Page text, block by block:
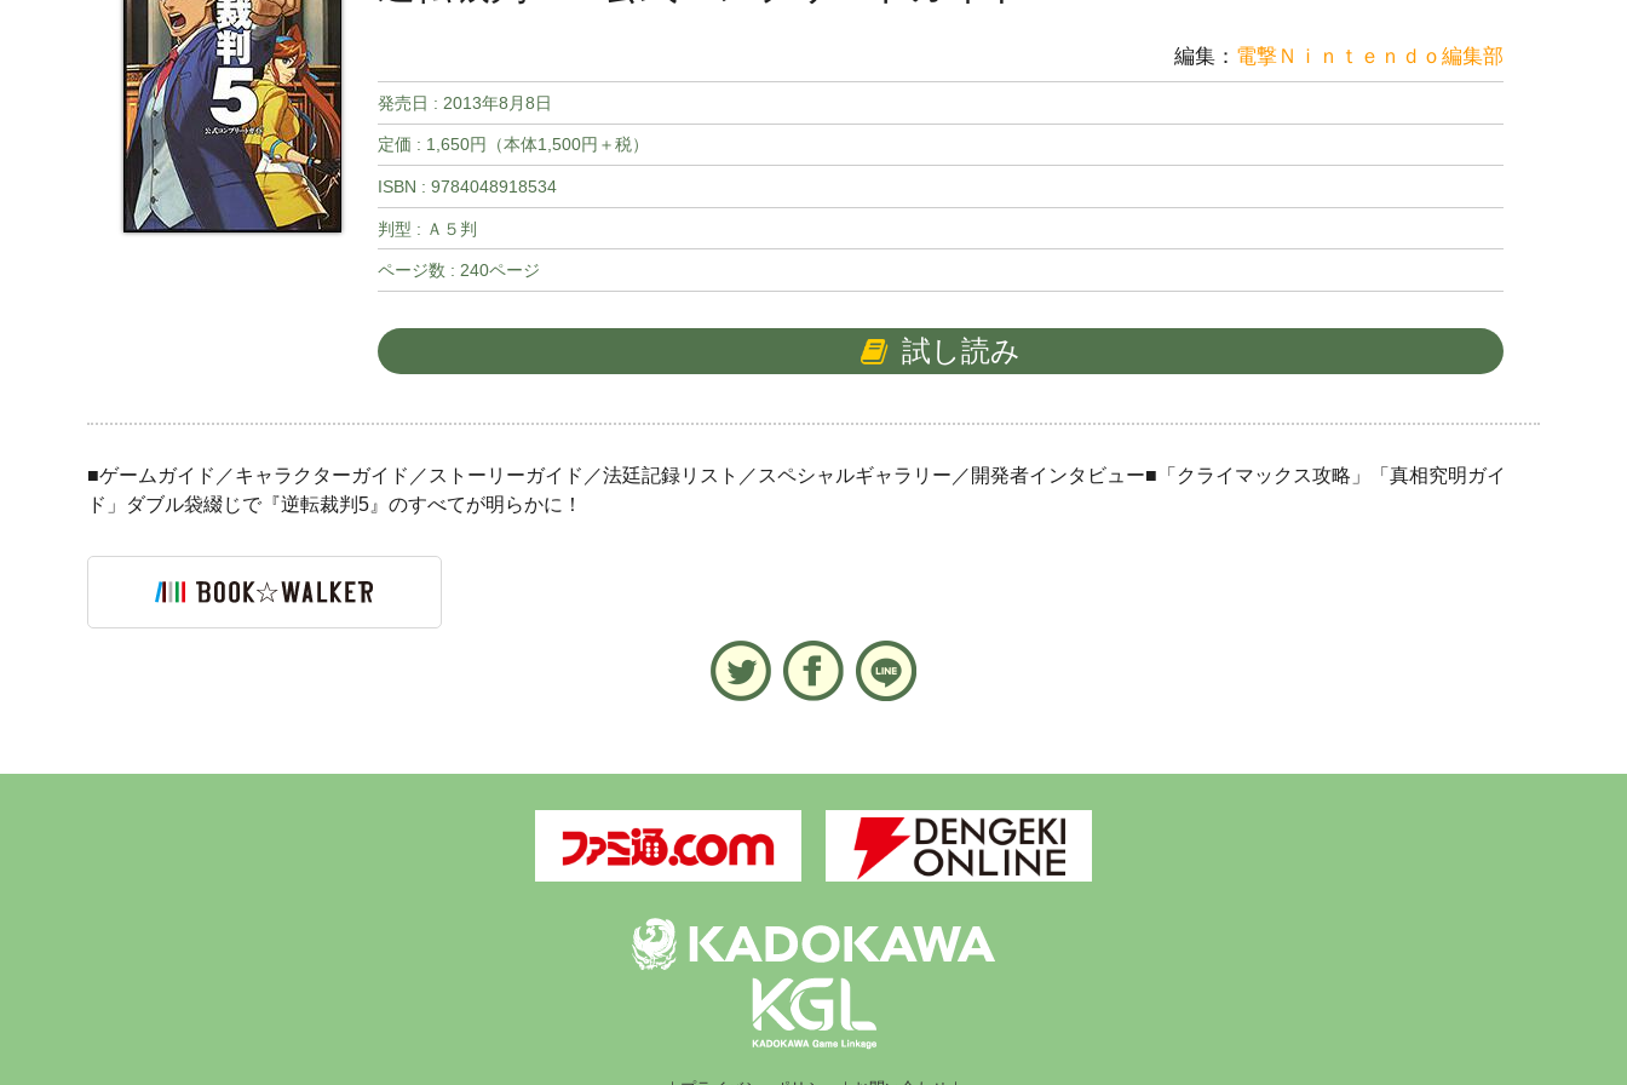
編集： 電撃Ｎｉｎｔｅｎｄｏ編集部
発売日 : 2013年8月8日
定価 : 1,650円（本体1,500円＋税）
ISBN : 9784048918534
判型 : Ａ５判
ページ数 : 240ページ
試し読み
■ゲームガイド／キャラクターガイド／ストーリーガイド／法廷記録リスト／スペシャルギャラリー／開発者インタビュー■「クライマックス攻略」「真相究明ガイ
ド」ダブル袋綴じで『逆転裁判5』のすべてが明らかに！